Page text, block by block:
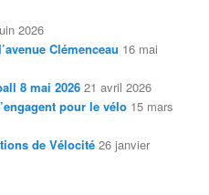
2026
Clémenceau 16 mai
8 mai 2026 21 avril 2026
pour le vélo 15 mars
de Vélocité 26 janvier